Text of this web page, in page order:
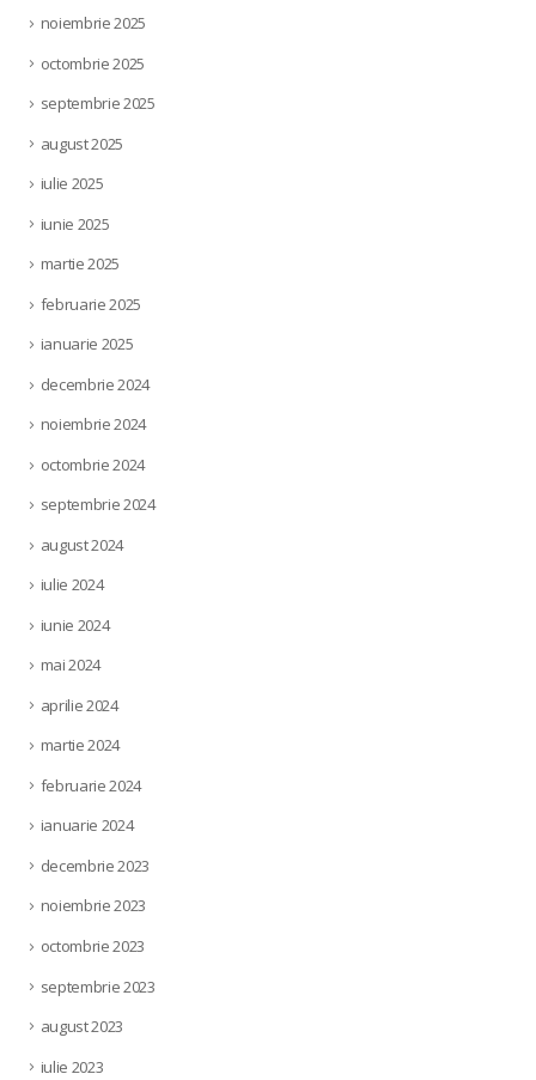
noiembrie 2025
octombrie 2025
septembrie 2025
august 2025
iulie 2025
iunie 2025
martie 2025
februarie 2025
ianuarie 2025
decembrie 2024
noiembrie 2024
octombrie 2024
septembrie 2024
august 2024
iulie 2024
iunie 2024
mai 2024
aprilie 2024
martie 2024
februarie 2024
ianuarie 2024
decembrie 2023
noiembrie 2023
octombrie 2023
septembrie 2023
august 2023
iulie 2023